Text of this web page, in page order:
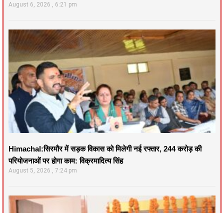
August 6, 2026 6:21 pm
Himachal:सिरमौर में सड़क विकास को मिलेगी नई रफ्तार, 244 करोड़ की
परियोजनाओं पर होगा काम: विक्रमादित्य सिंह
August 5, 2026 7:24 pm